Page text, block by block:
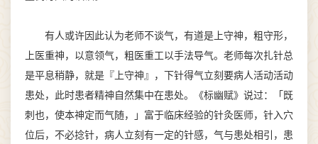
有人或许因此认为老师不谈气，有道是上守神，粗守形，
上医重神，以意领气，粗医重工以手法导气。老师每次扎针总
是平息稍静，就是『上守神』，下针得气立刻要病人活动活动
患处，此时患者精神自然集中在患处。《标幽赋》说过：「既
刺也，使本神定而气随，」富于临床经验的针灸医师，针入穴
位后，不必捻针，病人立刻有一定的针感，气与患处相引，患